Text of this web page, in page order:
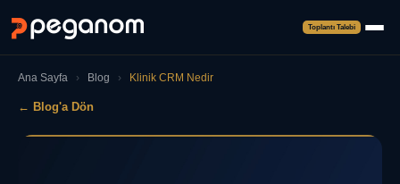
Toplantı Talebi
Ana Sayfa › Blog › Klinik CRM Nedir
← Blog'a Dön